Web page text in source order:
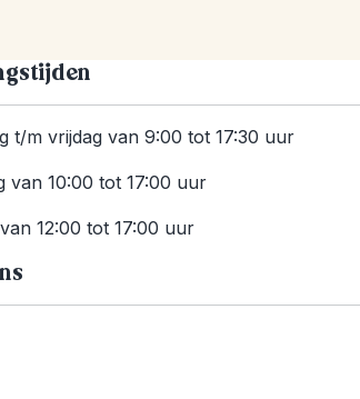
t/m vrijdag van 9:00 tot 17:30 uur
van 10:00 tot 17:00 uur
12:00 tot 17:00 uur